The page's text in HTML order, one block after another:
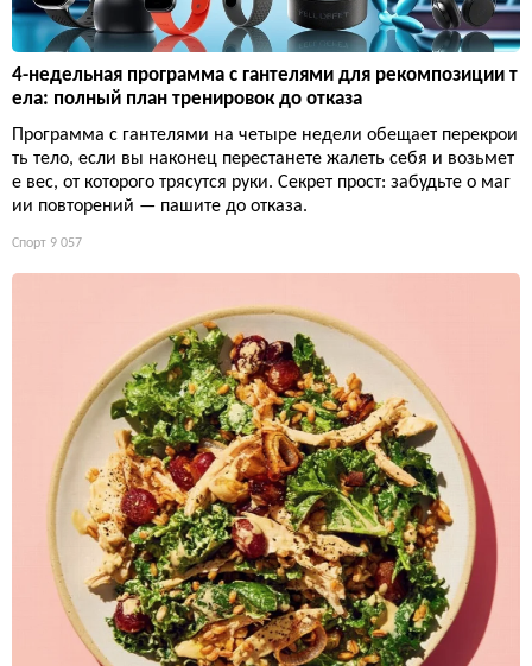
4-недельная программа с гантелями для рекомпозиции т
ела: полный план тренировок до отказа
Программа с гантелями на четыре недели обещает перекрои
ть тело, если вы наконец перестанете жалеть себя и возьмет
е вес, от которого трясутся руки. Секрет прост: забудьте о маг
ии повторений — пашите до отказа.
Спорт 9 057